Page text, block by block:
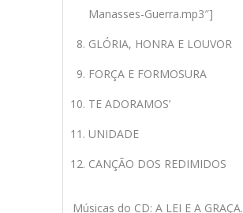
Manasses-Guerra.mp3″]
GLÓRIA, HONRA E LOUVOR
FORÇA E FORMOSURA
TE ADORAMOS’
UNIDADE
CANÇÃO DOS REDIMIDOS
Músicas do CD: A LEI E A GRAÇA.